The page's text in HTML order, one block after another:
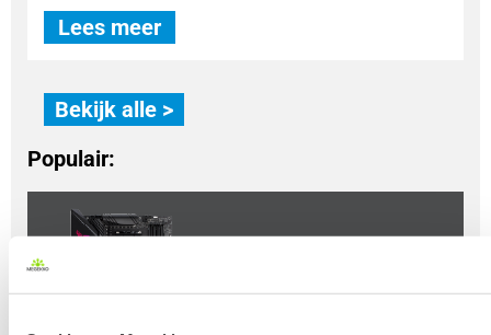
Bekijk alle >
Lees meer
Populair: